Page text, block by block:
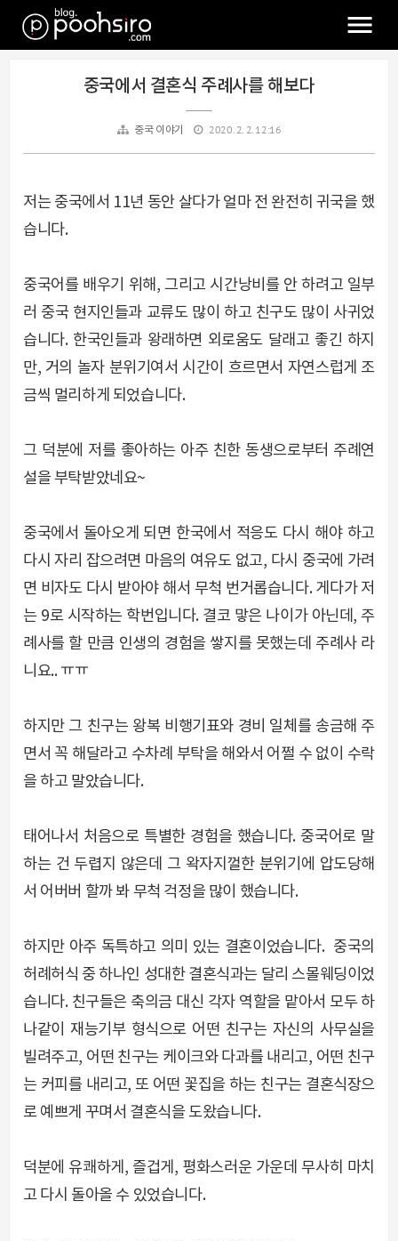
중국에서 결혼식 주례사를 해보다
중국 이야기 2020. 2. 2. 12:16
저는 중국에서 11년 동안 살다가 얼마 전 완전히 귀국을 했
습니다.
중국어를 배우기 위해, 그리고 시간낭비를 안 하려고 일부
러 중국 현지인들과 교류도 많이 하고 친구도 많이 사귀었
습니다. 한국인들과 왕래하면 외로움도 달래고 좋긴 하지
만, 거의 놀자 분위기여서 시간이 흐르면서 자연스럽게 조
금씩 멀리하게 되었습니다.
그 덕분에 저를 좋아하는 아주 친한 동생으로부터 주례연
설을 부탁받았네요~
중국에서 돌아오게 되면 한국에서 적응도 다시 해야 하고
다시 자리 잡으려면 마음의 여유도 없고, 다시 중국에 가려
면 비자도 다시 받아야 해서 무척 번거롭습니다. 게다가 저
는 9로 시작하는 학번입니다. 결코 맣은 나이가 아닌데, 주
례사를 할 만큼 인생의 경험을 쌓지를 못했는데 주례사 라
니요.. ㅠㅠ
하지만 그 친구는 왕복 비행기표와 경비 일체를 송금해 주
면서 꼭 해달라고 수차례 부탁을 해와서 어쩔 수 없이 수락
을 하고 말았습니다.
태어나서 처음으로 특별한 경험을 했습니다. 중국어로 말
하는 건 두렵지 않은데 그 왁자지껄한 분위기에 압도당해
서 어버버 할까 봐 무척 걱정을 많이 했습니다.
하지만 아주 독특하고 의미 있는 결혼이었습니다. 중국의
허례허식 중 하나인 성대한 결혼식과는 달리 스몰웨딩이었
습니다. 친구들은 축의금 대신 각자 역할을 맡아서 모두 하
나같이 재능기부 형식으로 어떤 친구는 자신의 사무실을
빌려주고, 어떤 친구는 케이크와 다과를 내리고, 어떤 친구
는 커피를 내리고, 또 어떤 꽃집을 하는 친구는 결혼식장으
로 예쁘게 꾸며서 결혼식을 도왔습니다.
덕분에 유쾌하게, 즐겁게, 평화스러운 가운데 무사히 마치
고 다시 돌아올 수 있었습니다.